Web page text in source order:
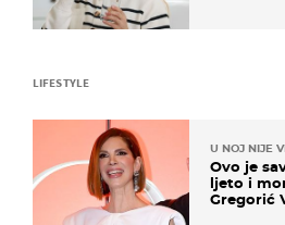
LIFESTYLE
U NOJ NIJE
Ovo je
ljeto i
Gregorić